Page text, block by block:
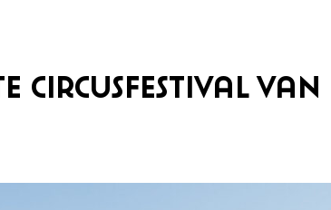
circusfestival van